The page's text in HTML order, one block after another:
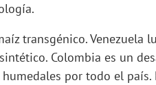
transgénico. Venezuela
Colombia es un
por todo el